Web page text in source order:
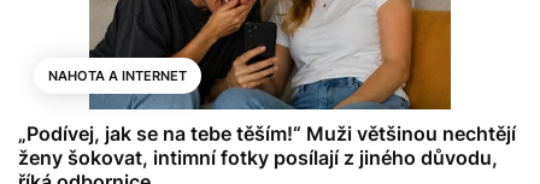
NAHOTA A INTERNET
„Podívej, jak se na tebe těším!“ Muži většinou nechtějí
ženy šokovat, intimní fotky posílají z jiného důvodu,